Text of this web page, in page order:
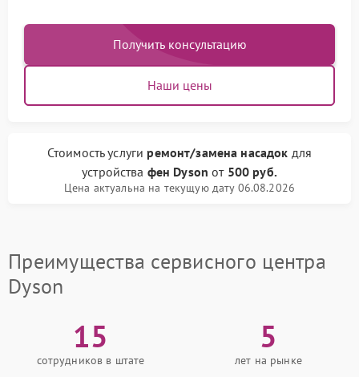
Получить консультацию
Наши цены
Стоимость услуги ремонт/замена насадок для
устройства фен Dyson от 500 руб.
Цена актуальна на текущую дату 06.08.2026
Преимущества сервисного центра
Dyson
15
сотрудников в штате
5
лет на рынке